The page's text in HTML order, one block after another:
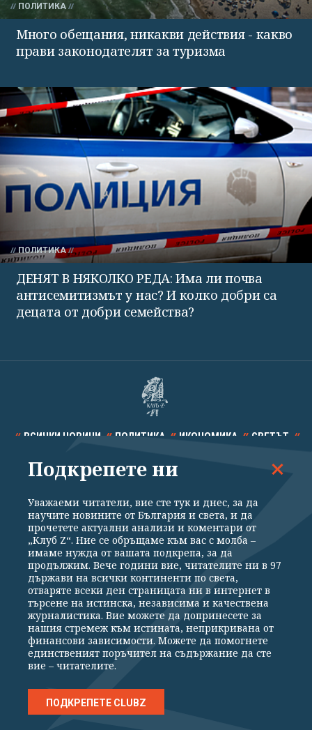
ПОЛИТИКА
Много обещания, никакви действия - какво
прави законодателят за туризма
ПОЛИТИКА
ДЕНЯТ В НЯКОЛКО РЕДА: Има ли почва
антисемитизмът у нас? И колко добри са
децата от добри семейства?
ВСИЧКИ НОВИНИ ПОЛИТИКА ИКОНОМИКА СВЕТЪТ
СПОРТ КУЛТУРА ТЕХНОЛОГИИ КАЛЕЙДОСКОП
Общи условия
Политика за поверителност
Реклама
Партньори Контакти
За Клуб Z
Екип
Подкрепете ни
Издател на www.clubz.bg е „Клуб Зебра Медия“ ЕООД, София, ул. "Алеко
Константинов" 3. Всички права запазени 2026 „Клуб Зебра Медия“
Препечатването на материали, снимки и видео от www.clubz.bg без
разрешение ще бъде преследвано по съдебен път, съгласно
ОБЩИТЕ УСЛОВИЯ
Подкрепете ни
Уважаеми читатели, вие сте тук и днес, за да
научите новините от България и света, и да
прочетете актуални анализи и коментари от
„Клуб Z“. Ние се обръщаме към вас с молба –
имаме нужда от вашата подкрепа, за да
продължим. Вече години вие, читателите ни в 97
държави на всички континенти по света,
отваряте всеки ден страницата ни в интернет в
търсене на истинска, независима и качествена
журналистика. Вие можете да допринесете за
нашия стремеж към истината, неприкривана от
финансови зависимости. Можете да помогнете
единственият поръчител на съдържание да сте
вие – читателите.
ПОДКРЕПЕТЕ CLUBZ